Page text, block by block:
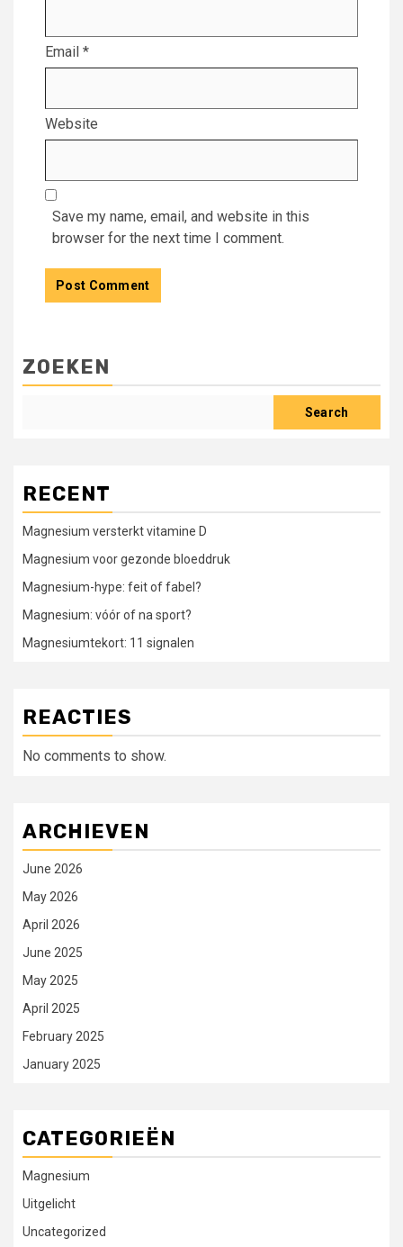
Email *
Website
Save my name, email, and website in this
browser for the next time I comment.
ZOEKEN
Search
RECENT
Magnesium versterkt vitamine D
Magnesium voor gezonde bloeddruk
Magnesium-hype: feit of fabel?
Magnesium: vóór of na sport?
Magnesiumtekort: 11 signalen
REACTIES
No comments to show.
ARCHIEVEN
June 2026
May 2026
April 2026
June 2025
May 2025
April 2025
February 2025
January 2025
CATEGORIEËN
Magnesium
Uitgelicht
Uncategorized